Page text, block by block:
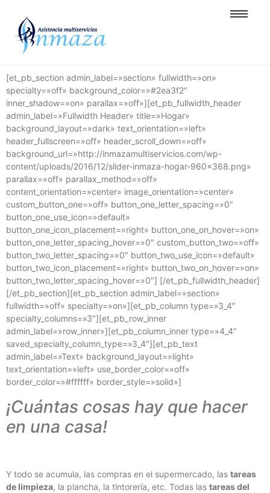
[et_pb_section admin_label=»section» fullwidth=»on»
specialty=»off» background_color=»#2ea3f2″
inner_shadow=»on» parallax=»off»][et_pb_fullwidth_header
admin_label=»Fullwidth Header» title=»Hogar»
background_layout=»dark» text_orientation=»left»
header_fullscreen=»off» header_scroll_down=»off»
background_url=»http://inmazamultiservicios.com/wp-
content/uploads/2016/12/slider-inmaza-hogar-960×368.png»
parallax=»off» parallax_method=»off»
content_orientation=»center» image_orientation=»center»
custom_button_one=»off» button_one_letter_spacing=»0″
button_one_use_icon=»default»
button_one_icon_placement=»right» button_one_on_hover=»on»
button_one_letter_spacing_hover=»0″ custom_button_two=»off»
button_two_letter_spacing=»0″ button_two_use_icon=»default»
button_two_icon_placement=»right» button_two_on_hover=»on»
button_two_letter_spacing_hover=»0″] [/et_pb_fullwidth_header]
[/et_pb_section][et_pb_section admin_label=»section»
fullwidth=»off» specialty=»on»][et_pb_column type=»3_4″
specialty_columns=»3″][et_pb_row_inner
admin_label=»row_inner»][et_pb_column_inner type=»4_4″
saved_specialty_column_type=»3_4″][et_pb_text
admin_label=»Text» background_layout=»light»
text_orientation=»left» use_border_color=»off»
border_color=»#ffffff» border_style=»solid»]
¡Cuántas cosas hay que hacer
en una casa!
Y todo se acumula, las compras en el supermercado, las tareas
de limpieza, la plancha, la tintorería, etc. Todas las tareas del